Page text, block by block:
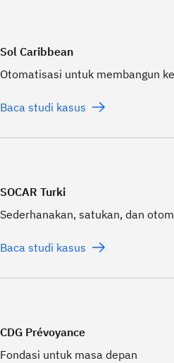
Sol Caribbean
Otomatisasi untuk membangun
Baca studi kasus
SOCAR Turki
Sederhanakan, satukan, dan
Baca studi kasus
CDG Prévoyance
Fondasi untuk masa depan